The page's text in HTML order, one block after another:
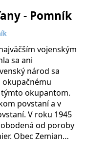
- Pomník
vojenským
sa ani
národ sa
okupantom.
povstaní a v
V roku 1945
od poroby
Obec Zemian…